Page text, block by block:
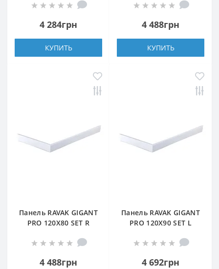
4 284грн
КУПИТЬ
4 488грн
КУПИТЬ
Панель RAVAK GIGANT
PRO 120X80 SET R
4 488грн
Панель RAVAK GIGANT
PRO 120X90 SET L
4 692грн